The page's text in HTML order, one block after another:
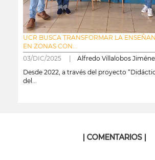
UCR BUSCA TRANSFORMAR LA
EN ZONAS CON...
03/DIC/2025 | Alfredo Villalobos
Desde 2022, a través del proyecto
del...
| COMENTARIOS |